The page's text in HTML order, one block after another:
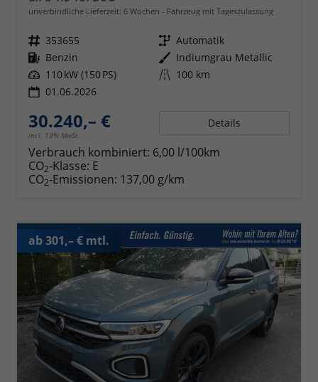
unverbindliche Lieferzeit: 6 Wochen Fahrzeug mit Tageszulassung
Fahrzeugnr. 353655 Getriebe Automatik
Kraftstoff Benzin Außenfarbe Indiumgrau Metallic
Leistung 110 kW (150 PS) Kilometerstand 100 km
01.06.2026
30.240,– €
incl. 19% MwSt.
Details
Verbrauch kombiniert: 6,00 l/100km
CO2-Klasse: E
CO2-Emissionen: 137,00 g/km
ab 301,– € mtl.